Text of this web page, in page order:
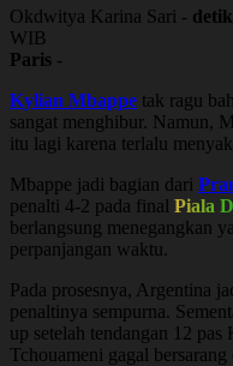
Okdwitya Karina Sari -
WIB
Paris -
Kylian Mbappe tak ragu
sangat menghibur. Namun,
itu lagi karena terlalu
Mbappe jadi bagian dari
penalti 4-2 pada final Piala
berlangsung menegangkan
perpanjangan waktu.
Pada prosesnya, Argentina
penaltinya sempurna.
up setelah tendangan 12
Tchouameni gagal bersarang